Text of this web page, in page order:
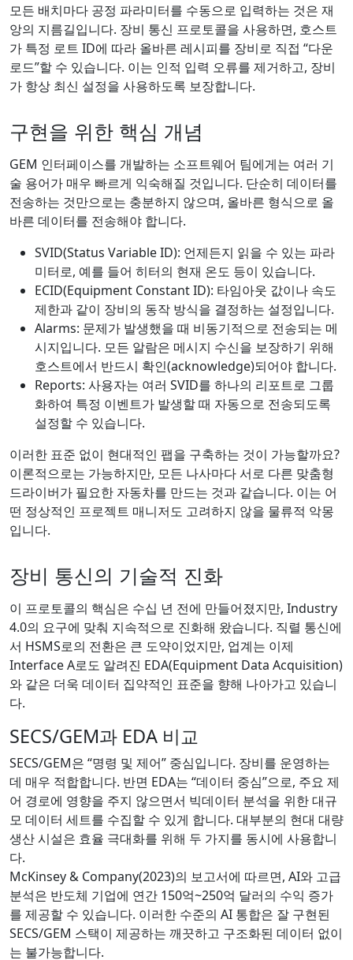
모든 배치마다 공정 파라미터를 수동으로 입력하는 것은 재
앙의 지름길입니다. 장비 통신 프로토콜을 사용하면, 호스트
가 특정 로트 ID에 따라 올바른 레시피를 장비로 직접 “다운
로드”할 수 있습니다. 이는 인적 입력 오류를 제거하고, 장비
가 항상 최신 설정을 사용하도록 보장합니다.
구현을 위한 핵심 개념
GEM 인터페이스를 개발하는 소프트웨어 팀에게는 여러 기
술 용어가 매우 빠르게 익숙해질 것입니다. 단순히 데이터를
전송하는 것만으로는 충분하지 않으며, 올바른 형식으로 올
바른 데이터를 전송해야 합니다.
SVID(Status Variable ID): 언제든지 읽을 수 있는 파라
미터로, 예를 들어 히터의 현재 온도 등이 있습니다.
ECID(Equipment Constant ID): 타임아웃 값이나 속도
제한과 같이 장비의 동작 방식을 결정하는 설정입니다.
Alarms: 문제가 발생했을 때 비동기적으로 전송되는 메
시지입니다. 모든 알람은 메시지 수신을 보장하기 위해
호스트에서 반드시 확인(acknowledge)되어야 합니다.
Reports: 사용자는 여러 SVID를 하나의 리포트로 그룹
화하여 특정 이벤트가 발생할 때 자동으로 전송되도록
설정할 수 있습니다.
이러한 표준 없이 현대적인 팹을 구축하는 것이 가능할까요?
이론적으로는 가능하지만, 모든 나사마다 서로 다른 맞춤형
드라이버가 필요한 자동차를 만드는 것과 같습니다. 이는 어
떤 정상적인 프로젝트 매니저도 고려하지 않을 물류적 악몽
입니다.
장비 통신의 기술적 진화
이 프로토콜의 핵심은 수십 년 전에 만들어졌지만, Industry
4.0의 요구에 맞춰 지속적으로 진화해 왔습니다. 직렬 통신에
서 HSMS로의 전환은 큰 도약이었지만, 업계는 이제
Interface A로도 알려진 EDA(Equipment Data Acquisition)
와 같은 더욱 데이터 집약적인 표준을 향해 나아가고 있습니
다.
SECS/GEM과 EDA 비교
SECS/GEM은 “명령 및 제어” 중심입니다. 장비를 운영하는
데 매우 적합합니다. 반면 EDA는 “데이터 중심”으로, 주요 제
어 경로에 영향을 주지 않으면서 빅데이터 분석을 위한 대규
모 데이터 세트를 수집할 수 있게 합니다. 대부분의 현대 대량
생산 시설은 효율 극대화를 위해 두 가지를 동시에 사용합니
다.
McKinsey & Company(2023)의 보고서에 따르면, AI와 고급
분석은 반도체 기업에 연간 150억~250억 달러의 수익 증가
를 제공할 수 있습니다. 이러한 수준의 AI 통합은 잘 구현된
SECS/GEM 스택이 제공하는 깨끗하고 구조화된 데이터 없이
는 불가능합니다.